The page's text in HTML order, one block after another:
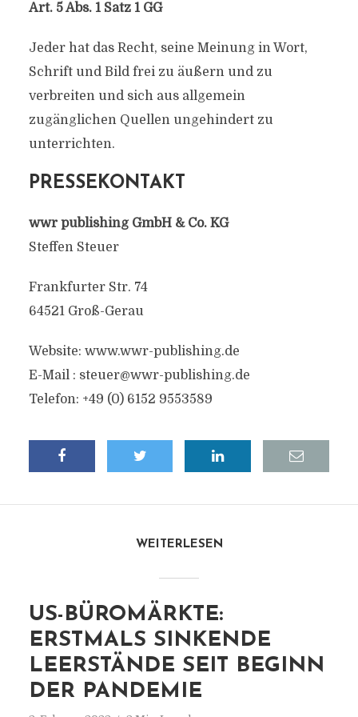
Art. 5 Abs. 1 Satz 1 GG
Jeder hat das Recht, seine Meinung in Wort,
Schrift und Bild frei zu äußern und zu
verbreiten und sich aus allgemein
zugänglichen Quellen ungehindert zu
unterrichten.
PRESSEKONTAKT
wwr publishing GmbH & Co. KG
Steffen Steuer
Frankfurter Str. 74
64521 Groß-Gerau
Website: www.wwr-publishing.de
E-Mail : steuer@wwr-publishing.de
Telefon: +49 (0) 6152 9553589
WEITERLESEN
US-BÜROMÄRKTE:
ERSTMALS SINKENDE
LEERSTÄNDE SEIT BEGINN
DER PANDEMIE